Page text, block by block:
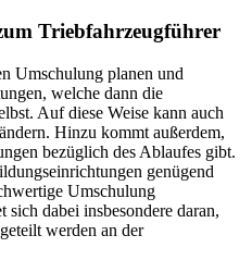
Triebfahrzeugführer
Umschulung planen und
welche dann die
Auf diese Weise kann auch
Hinzu kommt außerdem,
bezüglich des Ablaufes gibt.
genügend
Umschulung
dabei insbesondere daran,
werden an der